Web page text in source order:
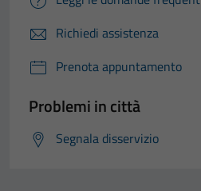
Richiedi assistenza
Prenota appuntamento
Problemi in città
Segnala disservizio